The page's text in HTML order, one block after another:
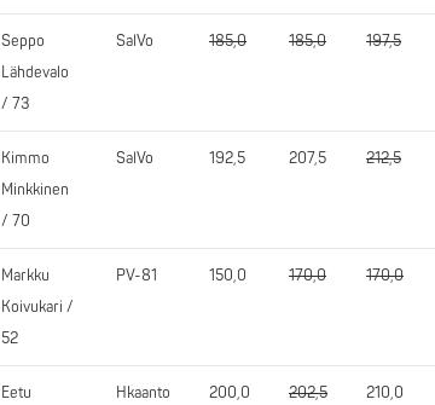
Seppo
Lähdevalo
/ 73
SalVo 185,0 185,0 197,5
Kimmo
Minkkinen
/ 70
SalVo 192,5 207,5 212,5
Markku
Koivukari /
52
PV-81 150,0 170,0 170,0
Eetu
Hkaanto 200,0 202,5 210,0